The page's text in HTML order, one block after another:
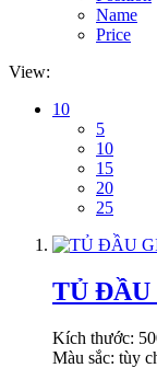
Name
Price
View:
10
5
10
15
20
25
TỦ ĐẦU
Kích thước:
Màu sắc: tùy